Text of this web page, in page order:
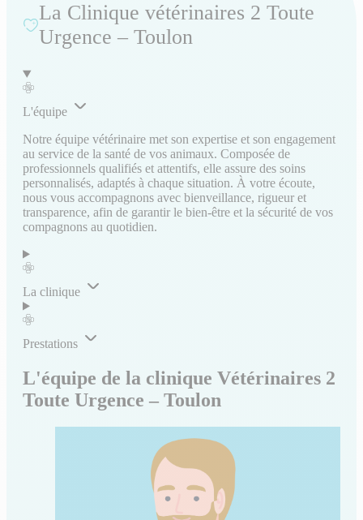
La Clinique vétérinaires 2 Toute
Urgence – Toulon
L'équipe
Notre équipe vétérinaire met son expertise et son engagement
au service de la santé de vos animaux. Composée de
professionnels qualifiés et attentifs, elle assure des soins
personnalisés, adaptés à chaque situation. À votre écoute,
nous vous accompagnons avec bienveillance, rigueur et
transparence, afin de garantir le bien-être et la sécurité de vos
compagnons au quotidien.
La clinique
Prestations
L'équipe de la clinique Vétérinaires 2
Toute Urgence – Toulon